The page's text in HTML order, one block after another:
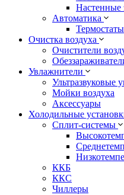
Настенные
Автоматика
Термостаты
Очистка воздуха
Очистители
Увлажнители
Ультразвуковые
Мойки воздуха
Аксессуары
Холодильные
Сплит-системы
ККБ
ККС
Чиллеры